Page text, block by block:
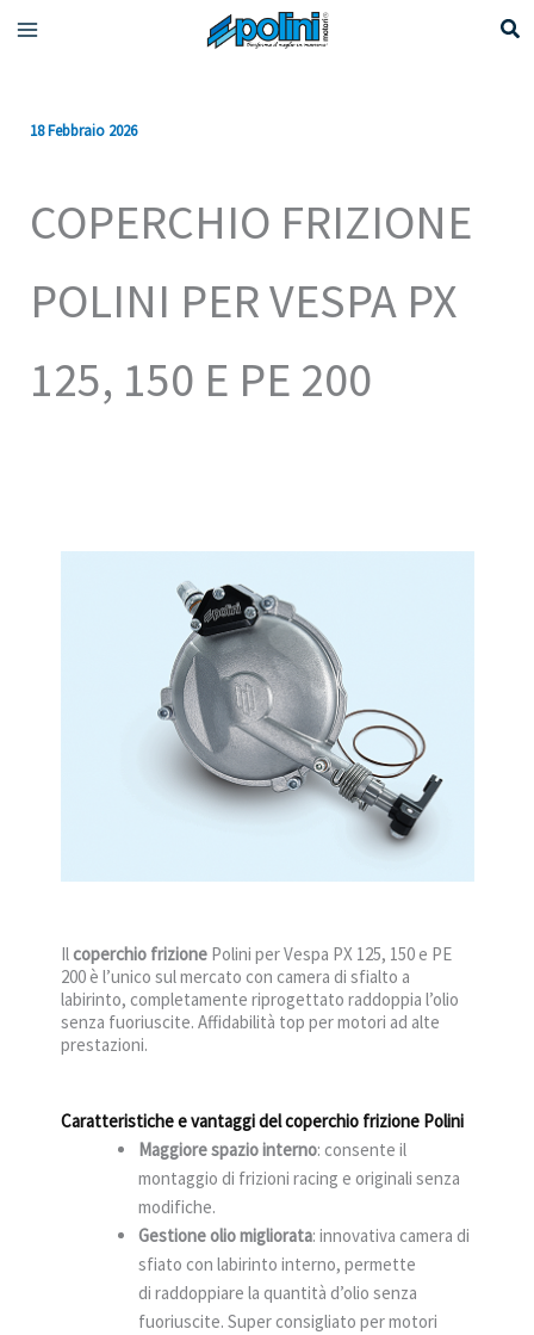
18 Febbraio 2026
COPERCHIO FRIZIONE
POLINI PER VESPA PX
125, 150 E PE 200
Ilcoperchio frizionePolini per Vespa PX 125, 150 e PE
200 è l’unico sul mercato con camera di sfialto a
labirinto, completamente riprogettato raddoppia l’olio
senza fuoriuscite. Affidabilità top per motori ad alte
prestazioni.
Caratteristiche e vantaggi del coperchio frizione Polini
Maggiore spazio interno: consente il
montaggio di frizioni racing e originali senza
modifiche.
Gestione olio migliorata: innovativa camera di
sfiato con labirinto interno, permette
di raddoppiare la quantità d’olio senza
fuoriuscite. Super consigliato per motori